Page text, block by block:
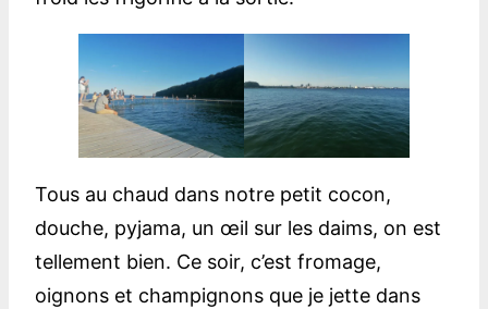
Tous au chaud dans notre petit cocon,
douche, pyjama, un œil sur les daims, on est
tellement bien. Ce soir, c’est fromage,
oignons et champignons que je jette dans